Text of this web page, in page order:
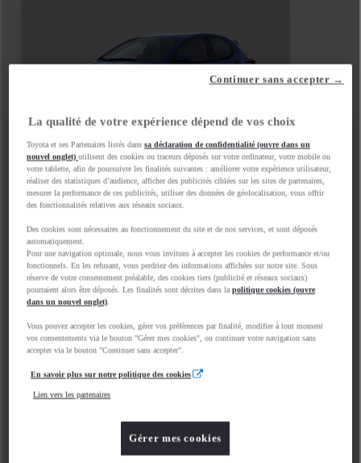
La qualité de votre expérience dépend de vos choix
Toyota et ses Partenaires listés danssa déclaration de confidentialité (ouvre dans un
nouvel onglet)utilisent des cookies ou traceurs déposés sur votre ordinateur, votre mobile ou
votre tablette, afin de poursuivre les finalités suivantes : améliorer votre expérience utilisateur,
réaliser des statistiques d’audience, afficher des publicités ciblées sur les sites de partenaires,
mesurer la performance de ces publicités, utiliser des données de géolocalisation, vous offrir
des fonctionnalités relatives aux réseaux sociaux.
Des cookies sont nécessaires au fonctionnement du site et de nos services, et sont déposés
automatiquement.
Pour une navigation optimale, nous vous invitons à accepter les cookies de performance et/ou
fonctionnels. En les refusant, vous perdriez des informations affichées sur notre site. Sous
réserve de votre consentement préalable, des cookies tiers (publicité et réseaux sociaux)
pourraient alors être déposés. Les finalités sont décrites dans lapolitique cookies (ouvre
dans un nouvel onglet).
Vous pouvez accepter les cookies, gérer vos préférences par finalité, modifier à tout moment
vos consentements via le bouton "Gérer mes cookies", ou continuer votre navigation sans
accepter via le bouton "Continuer sans accepter".
En savoir plus sur notre politique des cookies
Lien vers les partenaires
Gérer mes cookies
Continuer sans accepter →